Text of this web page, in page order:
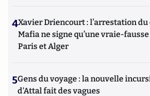
4Xavier Driencourt : l’arrestation du
Mafia ne signe qu’une vraie-
Paris et Alger
5Gens du voyage : la nouvelle
d'Attal fait des vagues